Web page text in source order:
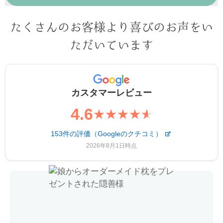
たくさんのお客様より喜びのお声をい
ただいています
カスタマーレビュー
4.6★★★★★
153件の評価（Googleのクチコミ）
2026年8月1日時点